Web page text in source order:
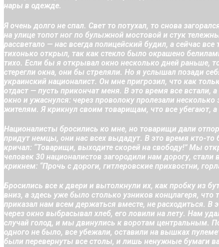
нары в одежде.
Я очень долго не спал. Свет то потухал, то снова
на улице топот ног по булыжной мостовой и стук
рассветало — нас всегда полицейский будил, а сейчас
тихонько открыл, так как стекло было окрашено
тихо. Если бы я открывал окно несколько дней раньше,
стерегли окна, они бы стреляли. Но я услышал позади
украинский националист. Он мне пригрозил, что как
отдаст — пусть прикончат меня. В это время все встали,
окно и ужаснулся: через проволоку пролезали
жителям. Я крикнул своим товарищам, что все убегают,
Националисты бросились ко мне, но товарищи дали
придут немцы, они нас всех выдадут. В это время кто-
кричал: “Товарищи, выходите скорей на свободу!” Мы
человек 30 националистов загородили нам дорогу,
крикнем: “Прочь с дороги, гитлеровские прихвостни,
Бросились все к двери и вытолкнули их, как пробку из
вниз, а здесь уже было столько узников концлагеря,
приказал нам всем держаться вместе, не расходиться.
через окно выбрасывал хлеб, его ловили на лету. Нам
случай голод, и мы двинулись к воротам центральным.
одного не было, все убежали, оставили на вышках
были перевернуты все столы, и лишь ненужные бумаги